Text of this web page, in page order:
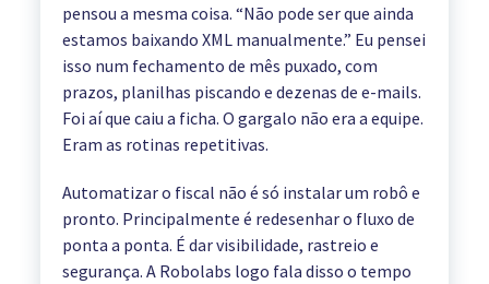
pensou a mesma coisa. “Não pode ser que ainda
estamos baixando XML manualmente.” Eu pensei
isso num fechamento de mês puxado, com
prazos, planilhas piscando e dezenas de e-mails.
Foi aí que caiu a ficha. O gargalo não era a equipe.
Eram as rotinas repetitivas.
Automatizar o fiscal não é só instalar um robô e
pronto. Principalmente é redesenhar o fluxo de
ponta a ponta. É dar visibilidade, rastreio e
segurança. A Robolabs logo fala disso o tempo